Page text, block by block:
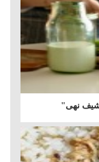
نهى"